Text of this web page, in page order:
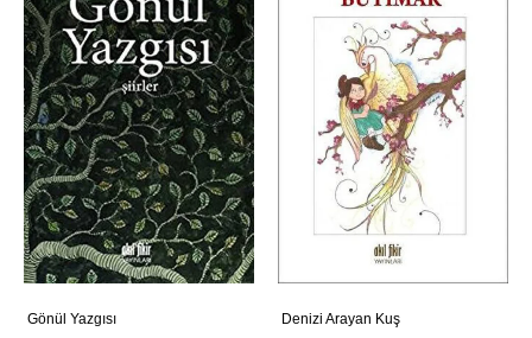
Gönül Yazgısı Denizi Arayan Kuş